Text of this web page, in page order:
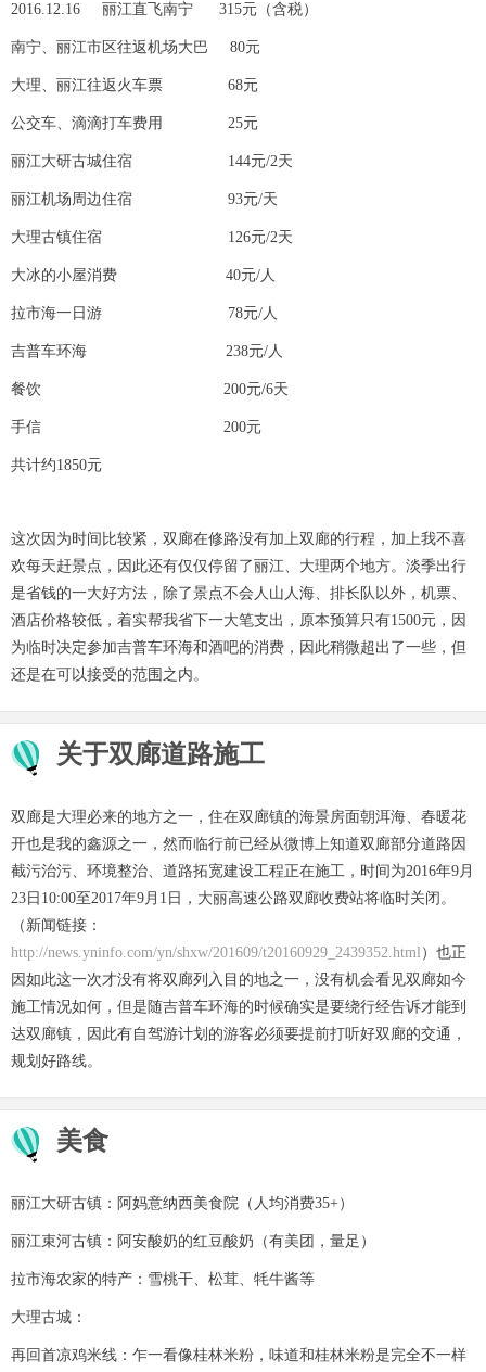
2016.12.16 丽江直飞南宁 315元（含税）
南宁、丽江市区往返机场大巴 80元
大理、丽江往返火车票 68元
公交车、滴滴打车费用 25元
丽江大研古城住宿 144元/2天
丽江机场周边住宿 93元/天
大理古镇住宿 126元/2天
大冰的小屋消费 40元/人
拉市海一日游 78元/人
吉普车环海 238元/人
餐饮 200元/6天
手信 200元
共计约1850元
这次因为时间比较紧，双廊在修路没有加上双廊的行程，加上我不喜
欢每天赶景点，因此还有仅仅停留了丽江、大理两个地方。淡季出行
是省钱的一大好方法，除了景点不会人山人海、排长队以外，机票、
酒店价格较低，着实帮我省下一大笔支出，原本预算只有1500元，因
为临时决定参加吉普车环海和酒吧的消费，因此稍微超出了一些，但
还是在可以接受的范围之内。
关于双廊道路施工
双廊是大理必来的地方之一，住在双廊镇的海景房面朝洱海、春暖花
开也是我的鑫源之一，然而临行前已经从微博上知道双廊部分道路因
截污治污、环境整治、道路拓宽建设工程正在施工，时间为2016年9月
23日10:00至2017年9月1日，大丽高速公路双廊收费站将临时关闭。
（新闻链接：
http://news.yninfo.com/yn/shxw/201609/t20160929_2439352.html ）也正
因如此这一次才没有将双廊列入目的地之一，没有机会看见双廊如今
施工情况如何，但是随吉普车环海的时候确实是要绕行经告诉才能到
达双廊镇，因此有自驾游计划的游客必须要提前打听好双廊的交通，
规划好路线。
美食
丽江大研古镇：阿妈意纳西美食院（人均消费35+）
丽江束河古镇：阿安酸奶的红豆酸奶（有美团，量足）
拉市海农家的特产：雪桃干、松茸、牦牛酱等
大理古城：
再回首凉鸡米线：乍一看像桂林米粉，味道和桂林米粉是完全不一样